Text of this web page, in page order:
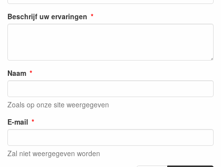
Beschrijf uw ervaringen
Naam
Zoals op onze site weergegeven
E-mail
Zal niet weergegeven worden